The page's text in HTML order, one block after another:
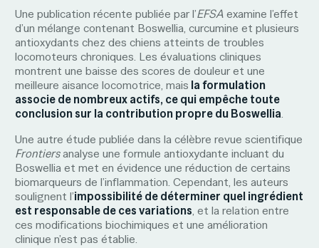
Une publication récente publiée par l’EFSAexamine l’effet
d’un mélange contenant Boswellia, curcumine et plusieurs
antioxydants chez des chiens atteints de troubles
locomoteurs chroniques. Les évaluations cliniques
montrent une baisse des scores de douleur et une
meilleure aisance locomotrice, mais la formulation
associe de nombreux actifs, ce qui empêche toute
conclusion sur la contribution propre du Boswellia.
Une autre étude publiée dans la célèbre revue scientifique
Frontiersanalyse une formule antioxydante incluant du
Boswellia et met en évidence une réduction de certains
biomarqueurs de l’inflammation. Cependant, les auteurs
soulignent l’impossibilité de déterminer quel ingrédient
est responsable de ces variations, et la relation entre
ces modifications biochimiques et une amélioration
clinique n’est pas établie.